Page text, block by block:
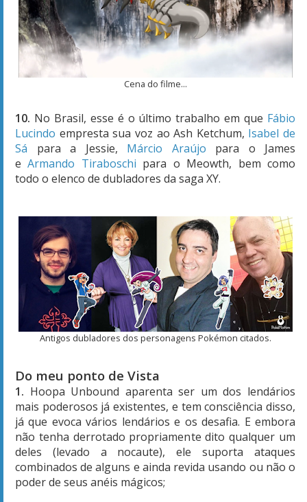
Cena do filme...
10. No Brasil, esse é o último trabalho em que Fábio
Lucindo empresta sua voz ao Ash Ketchum, Isabel de
Sá para a Jessie, Márcio Araújo para o James
eArmando Tiraboschi para o Meowth, bem como
todo o elenco de dubladores da saga XY.
Antigos dubladores dos personagens Pokémon citados.
Do meu ponto de Vista
1. Hoopa Unbound aparenta ser um dos lendários
mais poderosos já existentes, e tem consciência disso,
já que evoca vários lendários e os desafia. E embora
não tenha derrotado propriamente dito qualquer um
deles (levado a nocaute), ele suporta ataques
combinados de alguns e ainda revida usando ou não o
poder de seus anéis mágicos;